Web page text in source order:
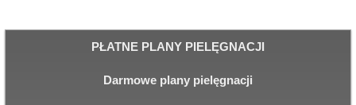
PŁATNE PLANY PIELĘGNACJI
Darmowe plany pielęgnacji